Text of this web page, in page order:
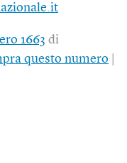
1663 di
questo numero